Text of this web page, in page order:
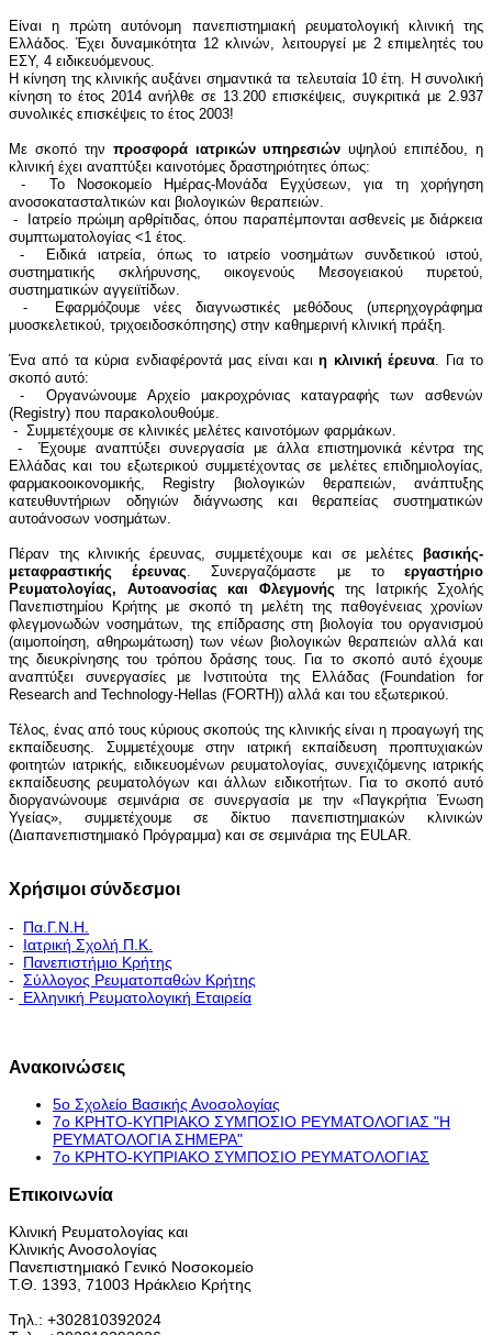
Είναι η πρώτη αυτόνομη πανεπιστημιακή ρευματολογική κλινική της
Ελλάδος. Έχει δυναμικότητα 12 κλινών, λειτουργεί με 2 επιμελητές του
ΕΣΥ, 4 ειδικευόμενους.
Η κίνηση της κλινικής αυξάνει σημαντικά τα τελευταία 10 έτη. Η συνολική
κίνηση το έτος 2014 ανήλθε σε 13.200 επισκέψεις, συγκριτικά με 2.937
συνολικές επισκέψεις το έτος 2003!
Με σκοπό την προσφορά ιατρικών υπηρεσιών υψηλού επιπέδου, η
κλινική έχει αναπτύξει καινοτόμες δραστηριότητες όπως:
- Το Νοσοκομείο Ημέρας-Μονάδα Εγχύσεων, για τη χορήγηση
ανοσοκατασταλτικών και βιολογικών θεραπειών.
- Iατρείο πρώιμη αρθρίτιδας, όπου παραπέμπονται ασθενείς με διάρκεια
συμπτωματολογίας <1 έτος.
- Eιδικά ιατρεία, όπως το ιατρείο νοσημάτων συνδετικού ιστού,
συστηματικής σκλήρυνσης, οικογενούς Μεσογειακού πυρετού,
συστηματικών αγγειϊτίδων.
- Εφαρμόζουμε νέες διαγνωστικές μεθόδους (υπερηχογράφημα
μυοσκελετικού, τριχοειδοσκόπησης) στην καθημερινή κλινική πράξη.
Ένα από τα κύρια ενδιαφέροντά μας είναι καιη κλινική έρευνα . Για το
σκοπό αυτό:
- Οργανώνουμε Αρχείο μακροχρόνιας καταγραφής των ασθενών
(Registry) που παρακολουθούμε.
- Συμμετέχουμε σε κλινικές μελέτες καινοτόμων φαρμάκων.
- Έχουμε αναπτύξει συνεργασία με άλλα επιστημονικά κέντρα της
Ελλάδας και του εξωτερικού συμμετέχοντας σε μελέτες επιδημιολογίας,
φαρμακοοικονομικής, Registry βιολογικών θεραπειών, ανάπτυξης
κατευθυντήριων οδηγιών διάγνωσης και θεραπείας συστηματικών
αυτοάνοσων νοσημάτων.
Πέραν της κλινικής έρευνας, συμμετέχουμε και σε μελέτες βασικής-
μεταφραστικής έρευνας . Συνεργαζόμαστε με τοεργαστήριο
Ρευματολογίας, Αυτοανοσίας και Φλεγμονής της Ιατρικής Σχολής
Πανεπιστημίου Κρήτης με σκοπό τη μελέτη της παθογένειας χρονίων
φλεγμονωδών νοσημάτων, της επίδρασης στη βιολογία του οργανισμού
(αιμοποίηση, αθηρωμάτωση) των νέων βιολογικών θεραπειών αλλά και
της διευκρίνησης του τρόπου δράσης τους. Για το σκοπό αυτό έχουμε
αναπτύξει συνεργασίες με Ινστιτούτα της Ελλάδας (Foundation for
Research and Technology-Hellas (FORTH)) αλλά και του εξωτερικού.
Τέλος, ένας από τους κύριους σκοπούς της κλινικής είναι η προαγωγή της
εκπαίδευσης. Συμμετέχουμε στην ιατρική εκπαίδευση προπτυχιακών
φοιτητών ιατρικής, ειδικευομένων ρευματολογίας, συνεχιζόμενης ιατρικής
εκπαίδευσης ρευματολόγων και άλλων ειδικοτήτων. Για το σκοπό αυτό
διοργανώνουμε σεμινάρια σε συνεργασία με την «Παγκρήτια Ένωση
Υγείας», συμμετέχουμε σε δίκτυο πανεπιστημιακών κλινικών
(Διαπανεπιστημιακό Πρόγραμμα) και σε σεμινάρια της EULAR.
Χρήσιμοι σύνδεσμοι
- Πα.Γ.Ν.Η.
- Ιατρική Σχολή Π.Κ.
- Πανεπιστήμιο Κρήτης
- Σύλλογος Ρευματοπαθών Κρήτης
-
Ελληνική Ρευματολογική Εταιρεία
Ανακοινώσεις
5ο Σχολείο Βασικής Ανοσολογίας
7ο ΚΡΗΤΟ-ΚΥΠΡΙΑΚΟ ΣΥΜΠΟΣΙΟ ΡΕΥΜΑΤΟΛΟΓΙΑΣ "H
ΡΕΥΜΑΤΟΛΟΓΙΑ ΣΗΜΕΡΑ"
7ο ΚΡΗΤΟ-ΚΥΠΡΙΑΚΟ ΣΥΜΠΟΣΙΟ ΡΕΥΜΑΤΟΛΟΓΙΑΣ
Επικοινωνία
Κλινική Ρευματολογίας και
Κλινικής Ανοσολογίας
Πανεπιστημιακό Γενικό Νοσοκομείο
Τ.Θ. 1393, 71003 Ηράκλειο Κρήτης
Τηλ.: +302810392024